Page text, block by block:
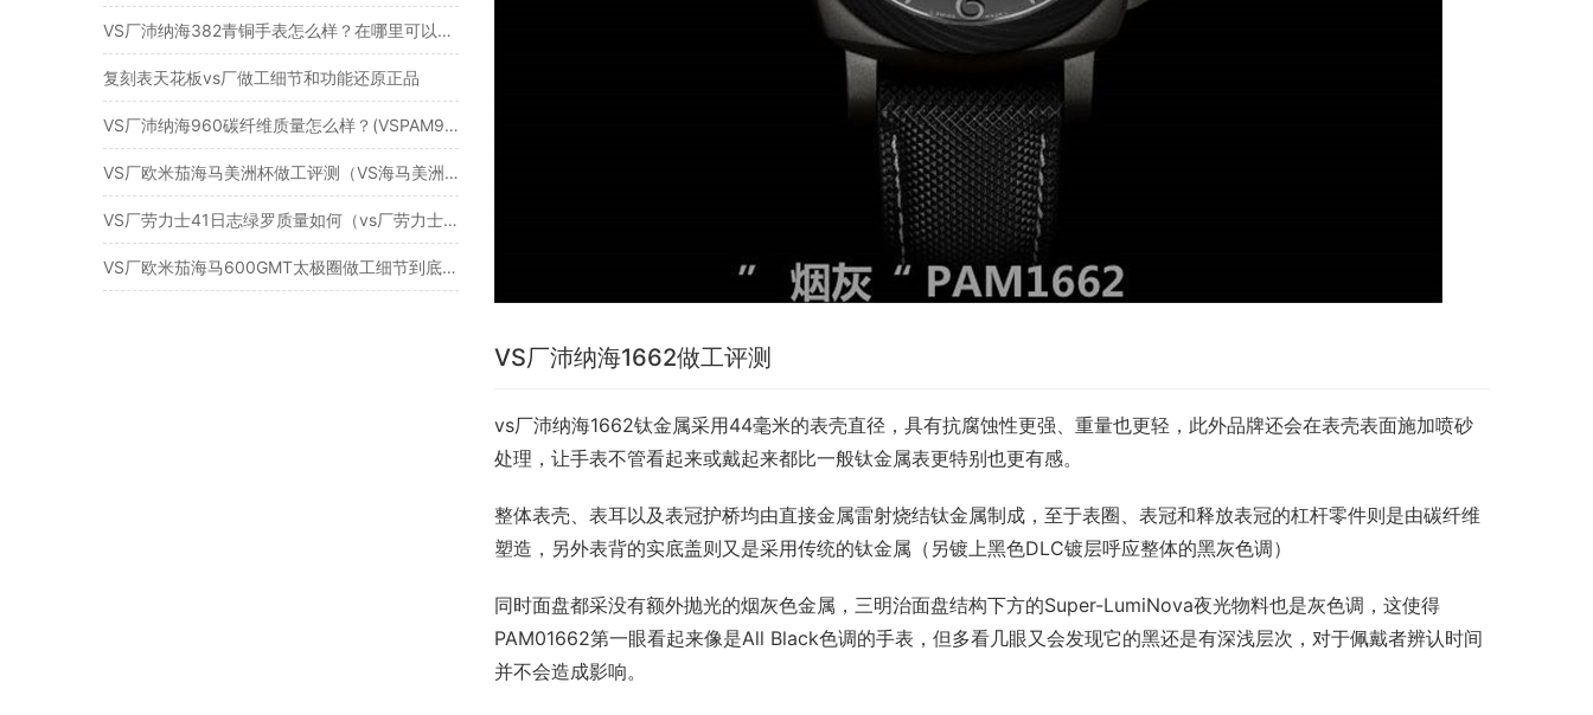
VS厂沛纳海1662做工评测
vs厂沛纳海1662钛金属采用44毫米的表壳直径，具有抗腐蚀性更强、重量也更轻，此外品牌还会在表壳表面施加喷砂
处理，让手表不管看起来或戴起来都比一般钛金属表更特别也更有感。
整体表壳、表耳以及表冠护桥均由直接金属雷射烧结钛金属制成，至于表圈、表冠和释放表冠的杠杆零件则是由碳纤维
塑造，另外表背的实底盖则又是采用传统的钛金属（另镀上黑色DLC镀层呼应整体的黑灰色调）
同时面盘都采没有额外抛光的烟灰色金属，三明治面盘结构下方的Super-LumiNova夜光物料也是灰色调，这使得
PAM01662第一眼看起来像是All Black色调的手表，但多看几眼又会发现它的黑还是有深浅层次，对于佩戴者辨认时间
并不会造成影响。
VS厂沛纳海382青铜手表怎么样？在哪里可以买到？
复刻表天花板vs厂做工细节和功能还原正品
VS厂沛纳海960碳纤维质量怎么样？(VSPAM960测评)
VS厂欧米茄海马美洲杯做工评测（VS海马美洲杯值得入手吗）
VS厂劳力士41日志绿罗质量如何（vs厂劳力士日志绿萝值得入手吗）
VS厂欧米茄海马600GMT太极圈做工细节到底值不值得入手